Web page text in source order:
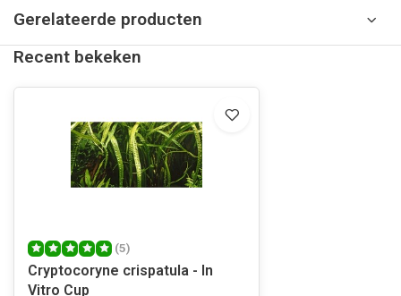
Gerelateerde producten
Recent bekeken
(5)
Cryptocoryne crispatula - In
Vitro Cup